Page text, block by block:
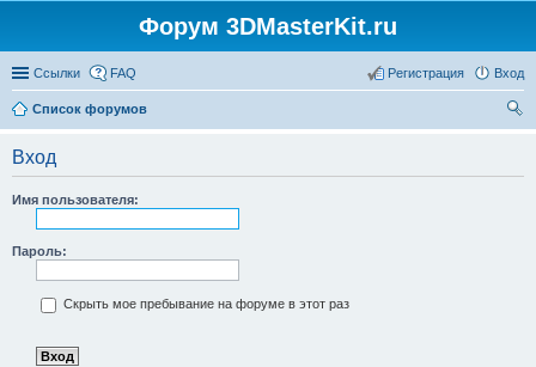
Форум 3DMasterKit.ru
Ссылки FAQ Вход
Регистрация
Список форумов
Вход
Имя пользователя:
Пароль:
Скрыть мое пребывание на форуме в этот раз